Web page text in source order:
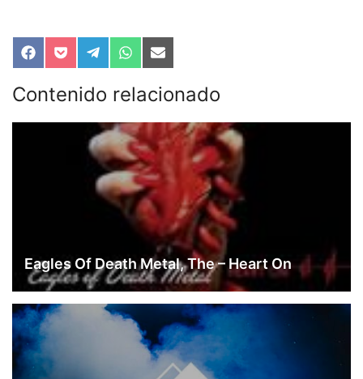
Compartir
en
Facebook
Compartir
en
Pocket
Compartir
en
Telegram
Compartir
en
WhatsApp
Compartir
en
Email
Contenido relacionado
Eagles Of Death Metal, The – Heart On